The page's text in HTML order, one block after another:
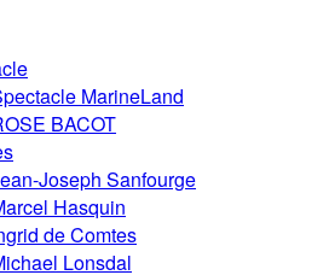
MarineLand
BACOT
Joseph Sanfourge
Hasquin
de Comtes
Lonsdal